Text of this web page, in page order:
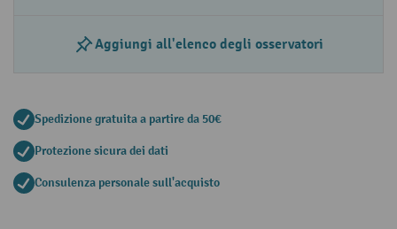
Aggiungi all'elenco degli osservatori
Spedizione gratuita a partire da 50€
Protezione sicura dei dati
Consulenza personale sull'acquisto